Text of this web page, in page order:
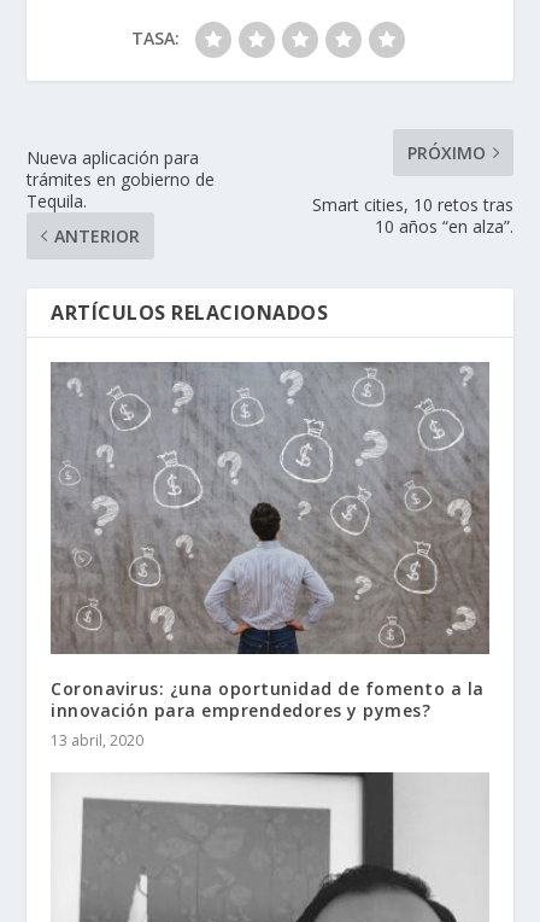
TASA:
Nueva aplicación para
trámites en gobierno de
Tequila.
ANTERIOR
PRÓXIMO
Smart cities, 10 retos tras
10 años “en alza”.
ARTÍCULOS RELACIONADOS
Coronavirus: ¿una oportunidad de fomento a la
innovación para emprendedores y pymes?
13 abril, 2020